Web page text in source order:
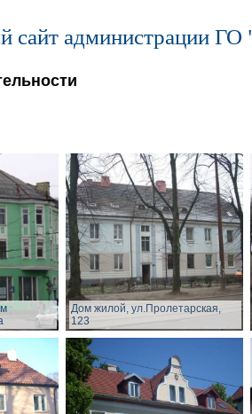
сайт администрации ГО
Дом жилой, ул.Пролетарская,
123